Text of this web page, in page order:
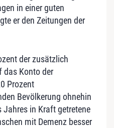
in einer guten
er den Zeitungen der
der zusätzlich
das Konto der
Prozent
Bevölkerung ohnehin
Jahres in Kraft getretene
mit Demenz besser